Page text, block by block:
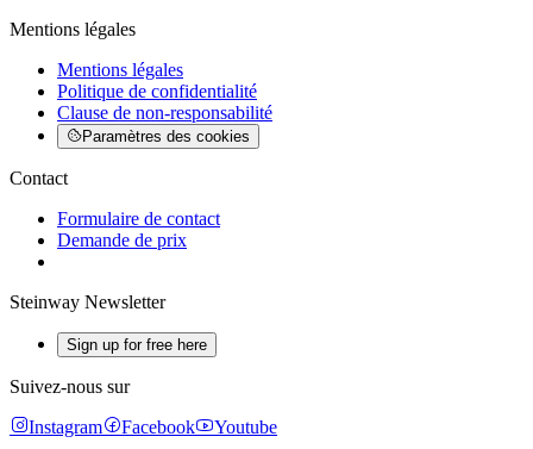
Mentions légales
Mentions légales
Politique de confidentialité
Clause de non-responsabilité
Paramètres des cookies
Contact
Formulaire de contact
Demande de prix
Steinway Newsletter
Sign up for free here
Suivez-nous sur
Instagram
Facebook Youtube